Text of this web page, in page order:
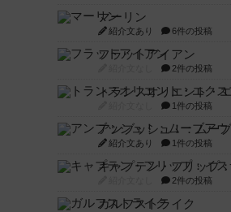
マーリン
紹介文あり 6件の投稿
フラットアイアン
2件の投稿
1件の投稿
紹介文あり 1件の投稿
2件の投稿
ガルフストライク